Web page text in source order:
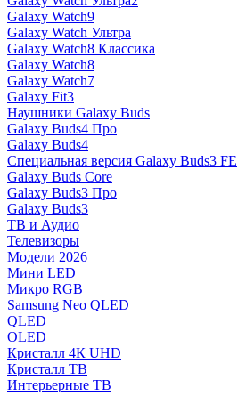
Galaxy Watch9
Galaxy Watch Ультра
Galaxy Watch8 Классика
Galaxy Watch8
Galaxy Watch7
Galaxy Fit3
Наушники Galaxy Buds
Galaxy Buds4 Про
Galaxy Buds4
Специальная версия Galaxy Buds3 FE
Galaxy Buds Core
Galaxy Buds3 Про
Galaxy Buds3
ТВ и Аудио
Телевизоры
Модели 2026
Мини LED
Микро RGB
Samsung Neo QLED
QLED
OLED
Кристалл 4К UHD
Кристалл ТВ
Интерьерные ТВ